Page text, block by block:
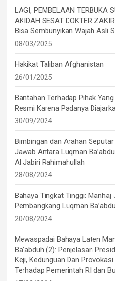
LAGI, PEMBELAAN TERBUKA
AKIDAH SESAT DOKTER
Bisa Sembunyikan Wajah Asli
08/03/2025
Hakikat Taliban Afghanistan
26/01/2025
Bantahan Terhadap Pihak
Resmi Karena Padanya
30/09/2024
Bimbingan dan Arahan
Jawab Antara Luqman
Al Jabiri Rahimahullah
28/08/2024
Bahaya Tingkat Tinggi: Manhaj
Pembangkang Luqman
20/08/2024
Mewaspadai Bahaya Laten
Ba’abduh (2): Penjelasan
Keji, Kedunguan Dan
Terhadap Pemerintah RI dan